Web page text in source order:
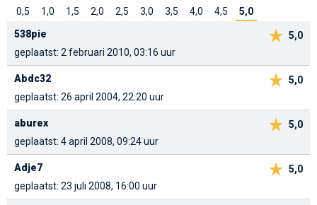
0,5 1,0 1,5 2,0 2,5 3,0 3,5 4,0 4,5 5,0
5,0
538pie
geplaatst: 2 februari 2010, 03:16 uur
5,0
Abdc32
geplaatst: 26 april 2004, 22:20 uur
5,0
aburex
geplaatst: 4 april 2008, 09:24 uur
5,0
Adje7
geplaatst: 23 juli 2008, 16:00 uur